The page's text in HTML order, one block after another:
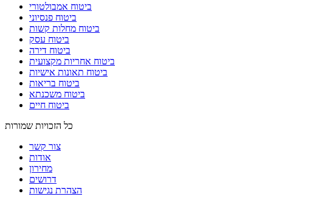
ביטוח אמבולטורי
ביטוח פנסיוני
ביטוח מחלות קשות
ביטוח עסק
ביטוח דירה
ביטוח אחריות מקצועית
ביטוח תאונות אישיות
ביטוח בריאות
ביטוח משכנתא
ביטוח חיים
כל הזכויות שמורות
צור קשר
אודות
מחירון
דרושים
הצהרת נגישות